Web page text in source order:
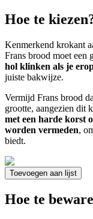
Hoe te
Kenmerkend krokant
Frans brood moet een
hol klinken als je
juiste bakwijze.
Vermijd Frans brood
grootte, aangezien dit
met een harde korst
worden vermeden,
biedt.
Toevoegen aan lijst
Hoe te